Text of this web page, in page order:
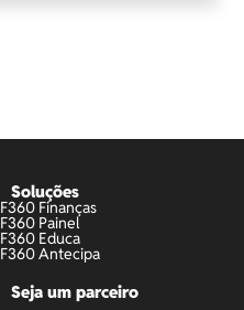
Soluções
F360 Finanças
F360 Painel
F360 Educa
F360 Antecipa
Seja um parceiro